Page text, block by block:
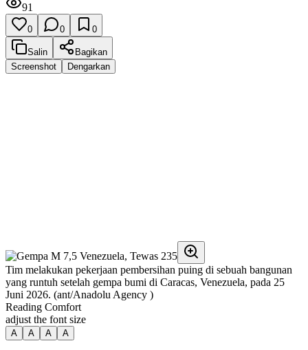
91
0 0 0
Salin
Bagikan
Screenshot
Dengarkan
Tim melakukan pekerjaan pembersihan puing di sebuah bangunan
yang runtuh setelah gempa bumi di Caracas, Venezuela, pada 25
Juni 2026. (ant/Anadolu Agency )
Reading Comfort
adjust the font size
A A A A